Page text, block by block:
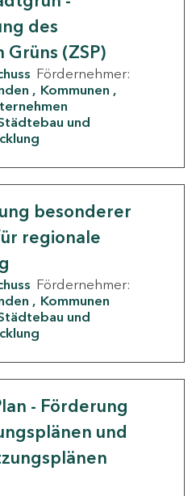
des
(ZSP)
Fördernehmer:
Kommunen
und
besonderer
regionale
Fördernehmer:
Kommunen
und
- Förderung
und